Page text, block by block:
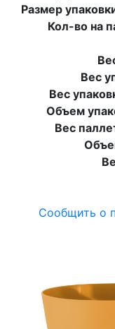
Размер
Кол-во на
Вес
Вес
Объем
Вес
Сообщить о